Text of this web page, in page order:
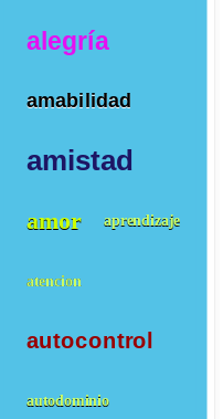
alegría
amabilidad
amistad
amor aprendizaje
atencion
autocontrol
autodominio